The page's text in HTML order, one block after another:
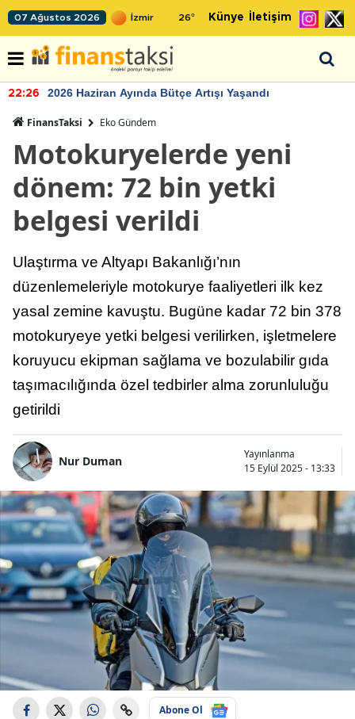
07 Ağustos 2026 26° Künye İletişim
22:26 2026 Haziran Ayında Bütçe Artışı Yaşandı
FinansTaksi Eko Gündem
Motokuryelerde yeni
dönem: 72 bin yetki
belgesi verildi
Ulaştırma ve Altyapı Bakanlığı’nın
düzenlemeleriyle motokurye faaliyetleri ilk kez
yasal zemine kavuştu. Bugüne kadar 72 bin 378
motokuryeye yetki belgesi verilirken, işletmelere
koruyucu ekipman sağlama ve bozulabilir gıda
taşımacılığında özel tedbirler alma zorunluluğu
getirildi
Nur Duman
Yayınlanma
15 Eylül 2025 - 13:33
Abone Ol